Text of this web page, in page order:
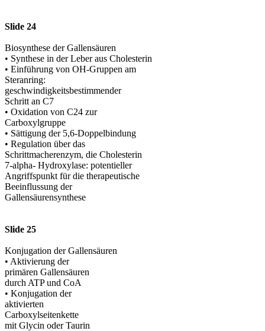
Slide 24
Biosynthese der Gallensäuren
• Synthese in der Leber aus Cholesterin
• Einführung von OH-Gruppen am
Steranring:
geschwindigkeitsbestimmender
Schritt an C7
• Oxidation von C24 zur
Carboxylgruppe
• Sättigung der 5,6-Doppelbindung
• Regulation über das
Schrittmacherenzym, die Cholesterin
7-alpha- Hydroxylase: potentieller
Angriffspunkt für die therapeutische
Beeinflussung der
Gallensäurensynthese
Slide 25
Konjugation der Gallensäuren
• Aktivierung der
primären Gallensäuren
durch ATP und CoA
• Konjugation der
aktivierten
Carboxylseitenkette
mit Glycin oder Taurin